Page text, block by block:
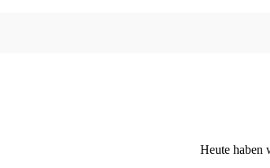
Heute haben